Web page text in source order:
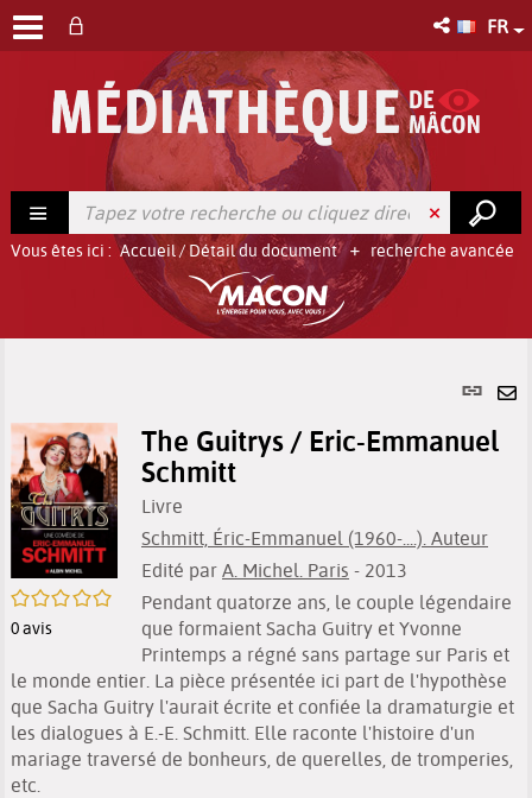
FR
recherche avancée
Vous êtes ici : Accueil/ Détail du document
Lien
/5
0avis
The Guitrys / Eric-Emmanuel
Schmitt
Livre
Schmitt, Éric-Emmanuel (1960-....). Auteur
Edité par A. Michel. Paris - 2013
Pendant quatorze ans, le couple légendaire
que formaient Sacha Guitry et Yvonne
Printemps a régné sans partage sur Paris et
le monde entier. La pièce présentée ici part de l'hypothèse
que Sacha Guitry l'aurait écrite et confiée la dramaturgie et
les dialogues à E.-E. Schmitt. Elle raconte l'histoire d'un
mariage traversé de bonheurs, de querelles, de tromperies,
etc.